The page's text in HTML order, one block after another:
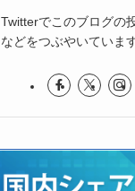
Twitterでこのブログの
などをつぶやいています